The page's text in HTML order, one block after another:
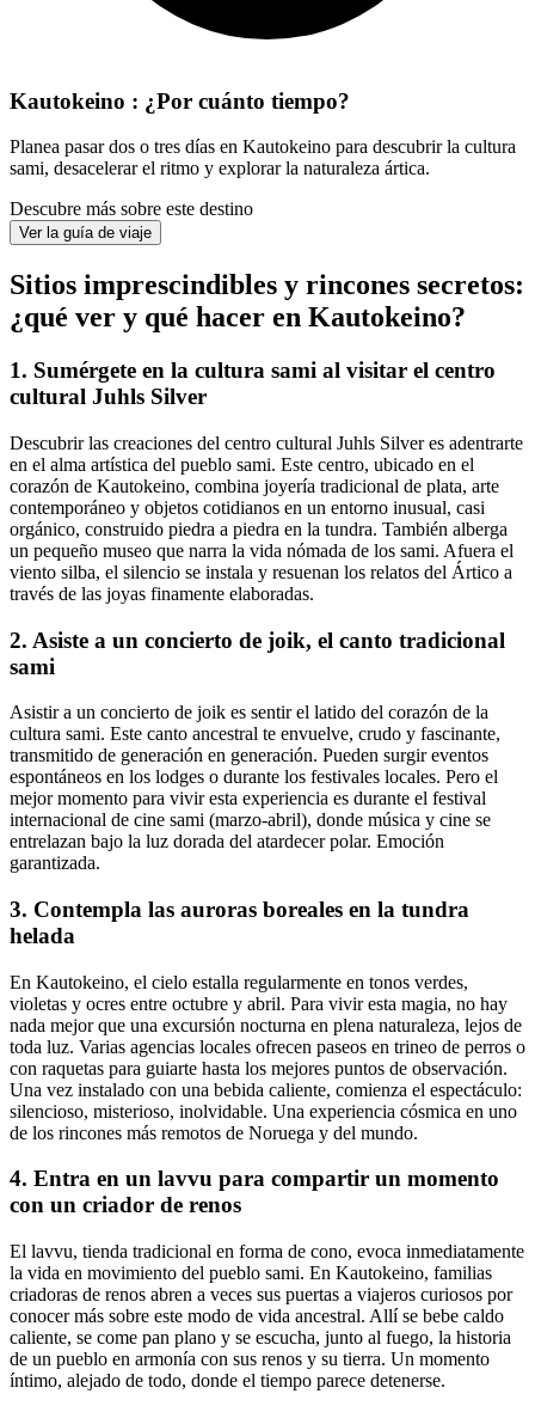
Kautokeino : ¿Por cuánto tiempo?
Planea pasar dos o tres días en Kautokeino para descubrir la cultura
sami, desacelerar el ritmo y explorar la naturaleza ártica.
Descubre más sobre este destino
Ver la guía de viaje
Sitios imprescindibles y rincones secretos:
¿qué ver y qué hacer en Kautokeino?
1. Sumérgete en la cultura sami al visitar el centro
cultural Juhls Silver
Descubrir las creaciones del centro cultural Juhls Silver es adentrarte
en el alma artística del pueblo sami. Este centro, ubicado en el
corazón de Kautokeino, combina joyería tradicional de plata, arte
contemporáneo y objetos cotidianos en un entorno inusual, casi
orgánico, construido piedra a piedra en la tundra. También alberga
un pequeño museo que narra la vida nómada de los sami. Afuera el
viento silba, el silencio se instala y resuenan los relatos del Ártico a
través de las joyas finamente elaboradas.
2. Asiste a un concierto de joik, el canto tradicional
sami
Asistir a un concierto de joik es sentir el latido del corazón de la
cultura sami. Este canto ancestral te envuelve, crudo y fascinante,
transmitido de generación en generación. Pueden surgir eventos
espontáneos en los lodges o durante los festivales locales. Pero el
mejor momento para vivir esta experiencia es durante el festival
internacional de cine sami (marzo-abril), donde música y cine se
entrelazan bajo la luz dorada del atardecer polar. Emoción
garantizada.
3. Contempla las auroras boreales en la tundra
helada
En Kautokeino, el cielo estalla regularmente en tonos verdes,
violetas y ocres entre octubre y abril. Para vivir esta magia, no hay
nada mejor que una excursión nocturna en plena naturaleza, lejos de
toda luz. Varias agencias locales ofrecen paseos en trineo de perros o
con raquetas para guiarte hasta los mejores puntos de observación.
Una vez instalado con una bebida caliente, comienza el espectáculo:
silencioso, misterioso, inolvidable. Una experiencia cósmica en uno
de los rincones más remotos de Noruega y del mundo.
4. Entra en un lavvu para compartir un momento
con un criador de renos
El lavvu, tienda tradicional en forma de cono, evoca inmediatamente
la vida en movimiento del pueblo sami. En Kautokeino, familias
criadoras de renos abren a veces sus puertas a viajeros curiosos por
conocer más sobre este modo de vida ancestral. Allí se bebe caldo
caliente, se come pan plano y se escucha, junto al fuego, la historia
de un pueblo en armonía con sus renos y su tierra. Un momento
íntimo, alejado de todo, donde el tiempo parece detenerse.